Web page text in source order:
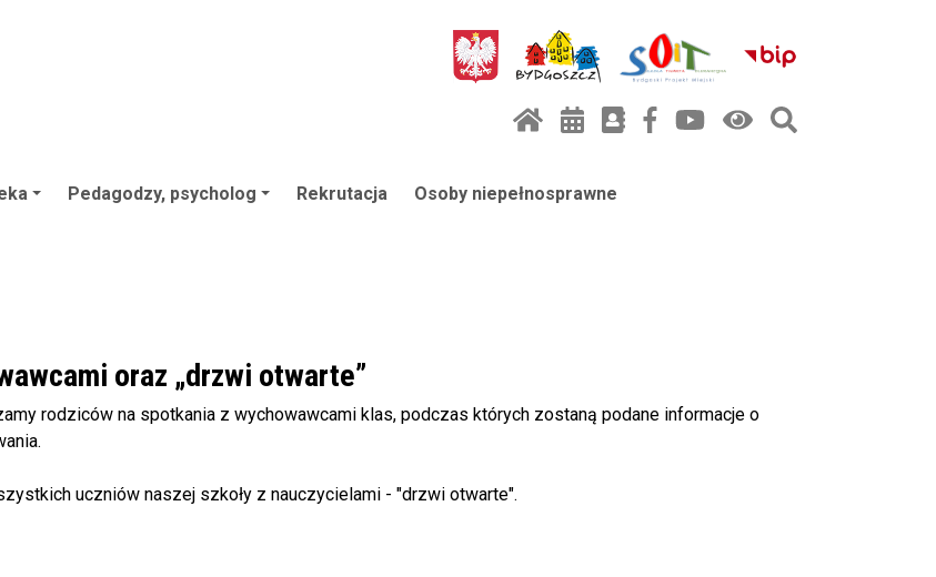
Pedagodzy, psycholog Rekrutacja Osoby niepełnosprawne
oraz „drzwi otwarte”
rodziców na spotkania z wychowawcami klas, podczas których zostaną podane informacje o
uczniów naszej szkoły z nauczycielami - "drzwi otwarte".